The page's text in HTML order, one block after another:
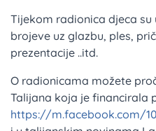
Tijekom radionica djeca
brojeve uz glazbu, ples,
prezentacije ..itd.
O radionicama možete
Talijana koja je financirala
https://m.facebook.com/